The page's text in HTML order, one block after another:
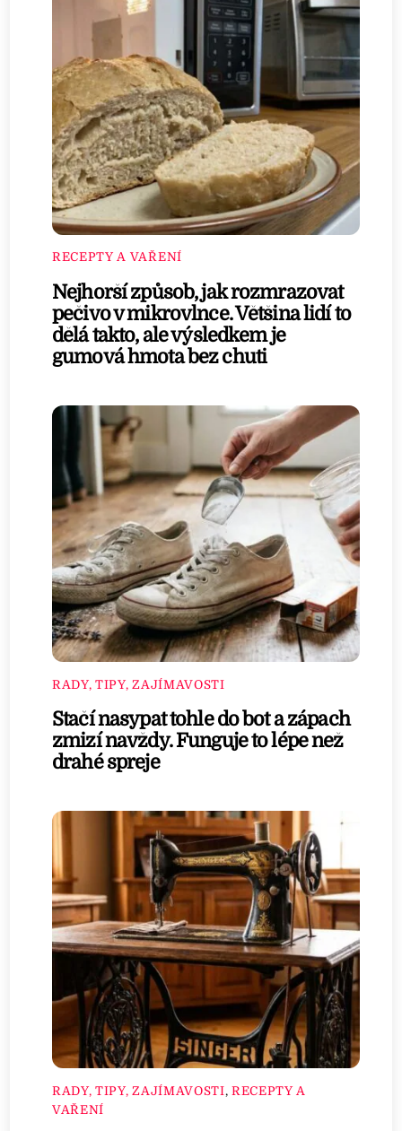
RECEPTY A VAŘENÍ
Nejhorší způsob, jak rozmrazovat
pečivo v mikrovlnce. Většina lidí to
dělá takto, ale výsledkem je
gumová hmota bez chuti
RADY, TIPY, ZAJÍMAVOSTI
Stačí nasypat tohle do bot a zápach
zmizí navždy. Funguje to lépe než
drahé spreje
RADY, TIPY, ZAJÍMAVOSTI, RECEPTY A
VAŘENÍ